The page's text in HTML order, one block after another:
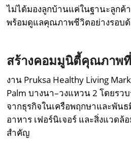
ไม่ได้มองลูกบ้านแค่ในฐานะลูกค้
พร้อมดูแลคุณภาพชีวิตอย่างรอบ
สร้างคอมมูนิตี้คุณภาพ
งาน Pruksa Healthy Living
Palm บางนา–วงแหวน 2 โดยรว
จากธุรกิจในเครือพฤกษาและพัน
อาหาร เฟอร์นิเจอร์ และสิ่งแวด
สำคัญ